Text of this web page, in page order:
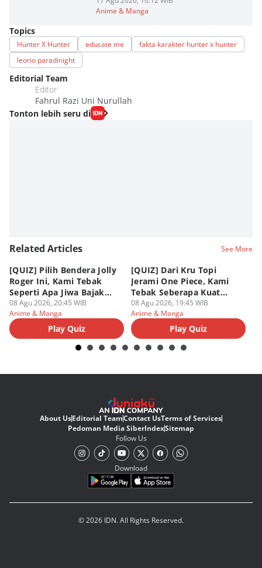
Anime & Manga
Topics
Hunter X Hunter educate me
fakta karakter hunter x hunter
leorio paradinight
Editorial Team
Editor
Fahrul Razi Uni Nurullah
Tonton lebih seru di
Related Articles See More
[QUIZ] Pilih Bendera Jolly
Roger Ini, Kami Tebak
Seperti Apa Jiwa Bajak
Laut Dalam Dirimu
08 Agu 2026, 20:45 WIB
Anime & Manga
Play Quiz
[QUIZ] Dari Kru Topi
Jerami One Piece, Kami
Tebak Seberapa Kuat
Mentalmu
08 Agu 2026, 19:45 WIB
Anime & Manga
Play Quiz
About UsEditorial TeamContact UsTerms of Services
Pedoman Media SiberIndexSitemap
Follow Us
Download
© 2026 IDN. All Rights Reserved.